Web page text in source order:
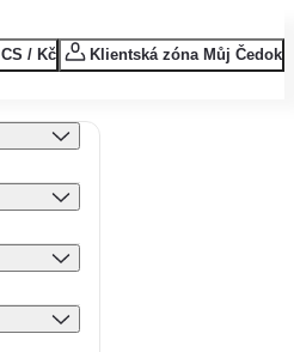
CS / Kč Klientská zóna Můj Čedok